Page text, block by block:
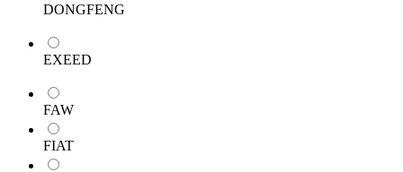
DONGFENG
EXEED
FAW
FIAT